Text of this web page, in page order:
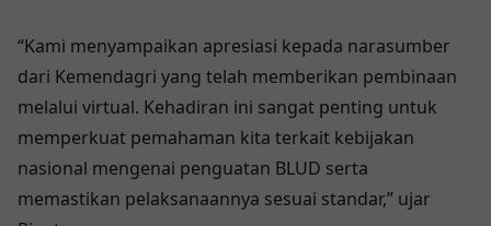
“Kami menyampaikan apresiasi kepada narasumber
dari Kemendagri yang telah memberikan pembinaan
melalui virtual. Kehadiran ini sangat penting untuk
memperkuat pemahaman kita terkait kebijakan
nasional mengenai penguatan BLUD serta
memastikan pelaksanaannya sesuai standar,” ujar